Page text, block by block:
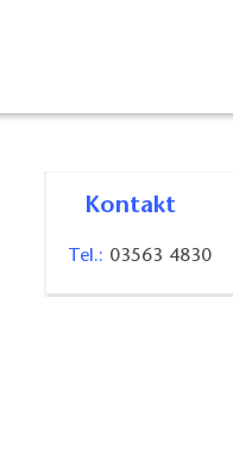
Kontakt
Tel.: 03563 4830